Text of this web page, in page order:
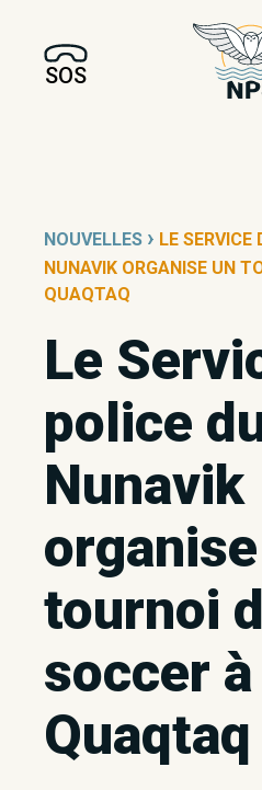
SOS
NOUVELLES › LE SERVICE
NUNAVIK ORGANISE UN
QUAQTAQ
Le
police
Nunavik
tournoi
soccer à
Quaqtaq